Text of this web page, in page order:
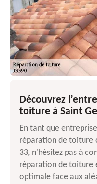
Découvrez
toiture à Saint
En tant que
réparation de toiture
33, n'hésitez pas à
réparation de toiture
optimale face aux